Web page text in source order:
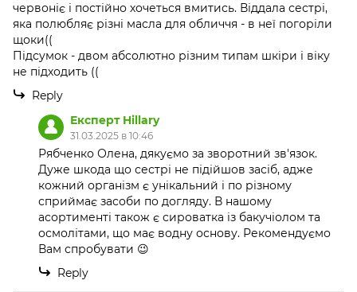
червоніє і постійно хочеться вмитись. Віддала сестрі,
яка полюбляє різні масла для обличчя - в неї погоріли
щоки((
Підсумок - двом абсолютно різним типам шкіри і віку
не підходить ((
Reply
Експерт Hillary
31.03.2025 в 10:46
Рябченко Олена, дякуємо за зворотний зв'язок.
Дуже шкода що сестрі не підійшов засіб, адже
кожний організм є унікальний і по різному
сприймає засоби по догляду. В нашому
асортименті також є сироватка із бакучіолом та
осмолітами, що має водну основу. Рекомендуємо
Вам спробувати 😉
Reply